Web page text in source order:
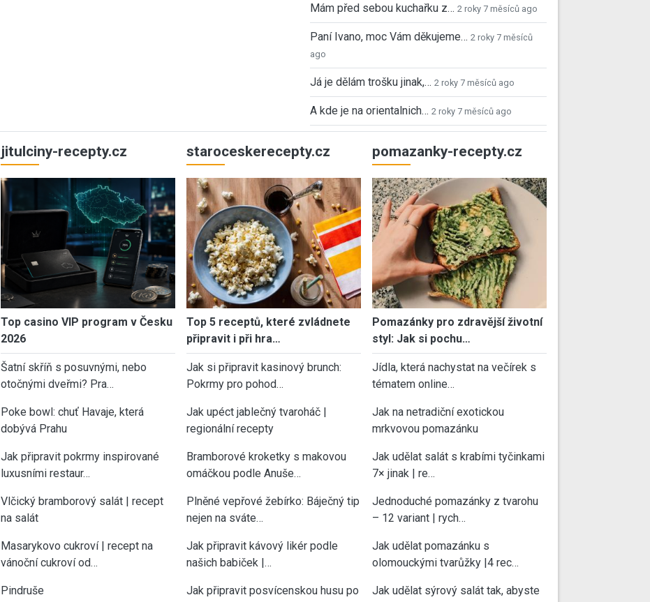
Mám před sebou kuchařku z… 2 roky 7 měsíců ago
Paní Ivano, moc Vám děkujeme… 2 roky 7 měsíců
ago
Já je dělám trošku jinak,… 2 roky 7 měsíců ago
A kde je na orientalnich… 2 roky 7 měsíců ago
jitulciny-recepty.cz
Top casino VIP program v Česku
2026
Šatní skříň s posuvnými, nebo
otočnými dveřmi? Pra…
Poke bowl: chuť Havaje, která
dobývá Prahu
Jak připravit pokrmy inspirované
luxusními restaur…
Vlčický bramborový salát | recept
na salát
Masarykovo cukroví | recept na
vánoční cukroví od…
Pindruše
staroceskerecepty.cz
Top 5 receptů, které zvládnete
připravit i při hra…
Jak si připravit kasinový brunch:
Pokrmy pro pohod…
Jak upéct jablečný tvaroháč |
regionální recepty
Bramborové kroketky s makovou
omáčkou podle Anuše…
Plněné vepřové žebírko: Báječný tip
nejen na sváte…
Jak připravit kávový likér podle
našich babiček |…
Jak připravit posvícenskou husu po
pomazanky-recepty.cz
Pomazánky pro zdravější životní
styl: Jak si pochu…
Jídla, která nachystat na večírek s
tématem online…
Jak na netradiční exotickou
mrkvovou pomazánku
Jak udělat salát s krabími tyčinkami
7× jinak | re…
Jednoduché pomazánky z tvarohu
– 12 variant | rych…
Jak udělat pomazánku s
olomouckými tvarůžky |4 rec…
Jak udělat sýrový salát tak, abyste